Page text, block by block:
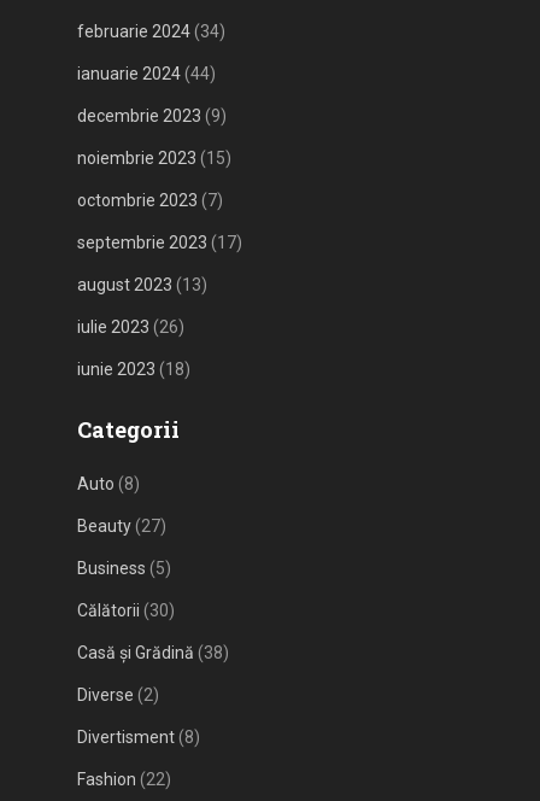
februarie 2024(34)
ianuarie 2024(44)
decembrie 2023 (9)
noiembrie 2023 (15)
octombrie 2023 (7)
septembrie 2023 (17)
august 2023 (13)
iulie 2023 (26)
iunie 2023 (18)
Categorii
Auto (8)
Beauty(27)
Business (5)
Călătorii (30)
Casă și Grădină (38)
Diverse (2)
Divertisment(8)
Fashion (22)